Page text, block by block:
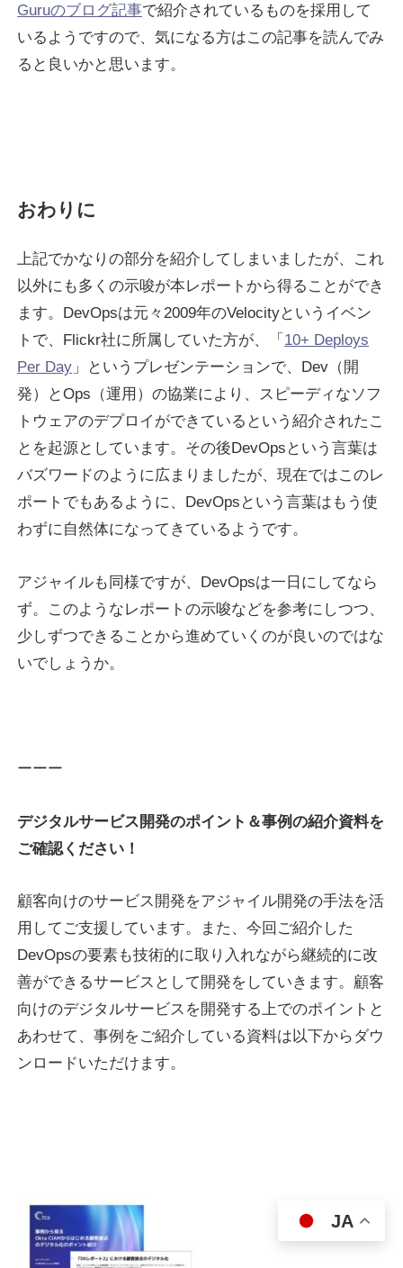
Guruのブログ記事で紹介されているものを採用して
いるようですので、気になる方はこの記事を読んでみ
ると良いかと思います。
おわりに
上記でかなりの部分を紹介してしまいましたが、これ
以外にも多くの示唆が本レポートから得ることができ
ます。DevOpsは元々2009年のVelocityというイベン
トで、Flickr社に所属していた方が、「 10+ Deploys
Per Day 」というプレゼンテーションで、Dev（開
発）とOps（運用）の協業により、スピーディなソフ
トウェアのデプロイができているという紹介されたこ
とを起源としています。その後DevOpsという言葉は
バズワードのように広まりましたが、現在ではこのレ
ポートでもあるように、DevOpsという言葉はもう使
わずに自然体になってきているようです。
アジャイルも同様ですが、DevOpsは一日にしてなら
ず。このようなレポートの示唆などを参考にしつつ、
少しずつできることから進めていくのが良いのではな
いでしょうか。
ーーー
デジタルサービス開発のポイント＆事例の紹介資料を
ご確認ください！
顧客向けのサービス開発をアジャイル開発の手法を活
用してご支援しています。また、今回ご紹介した
DevOpsの要素も技術的に取り入れながら継続的に改
善ができるサービスとして開発をしていきます。顧客
向けのデジタルサービスを開発する上でのポイントと
あわせて、事例をご紹介している資料は以下からダウ
ンロードいただけます。
JA